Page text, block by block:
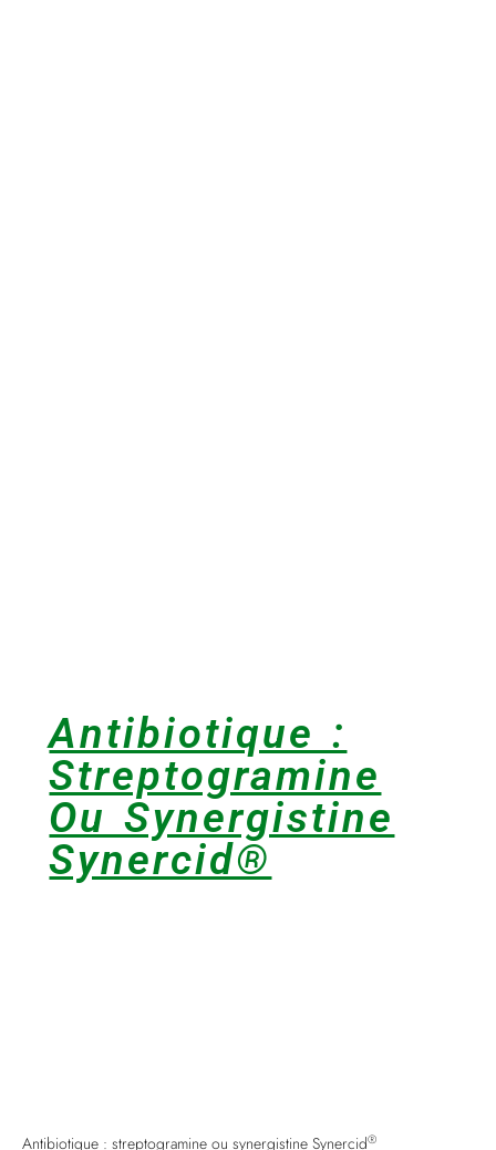
Antibiotique :
Streptogramine
Ou Synergistine
Synercid®
Antibiotique : streptogramine ou synergistine Synercid®